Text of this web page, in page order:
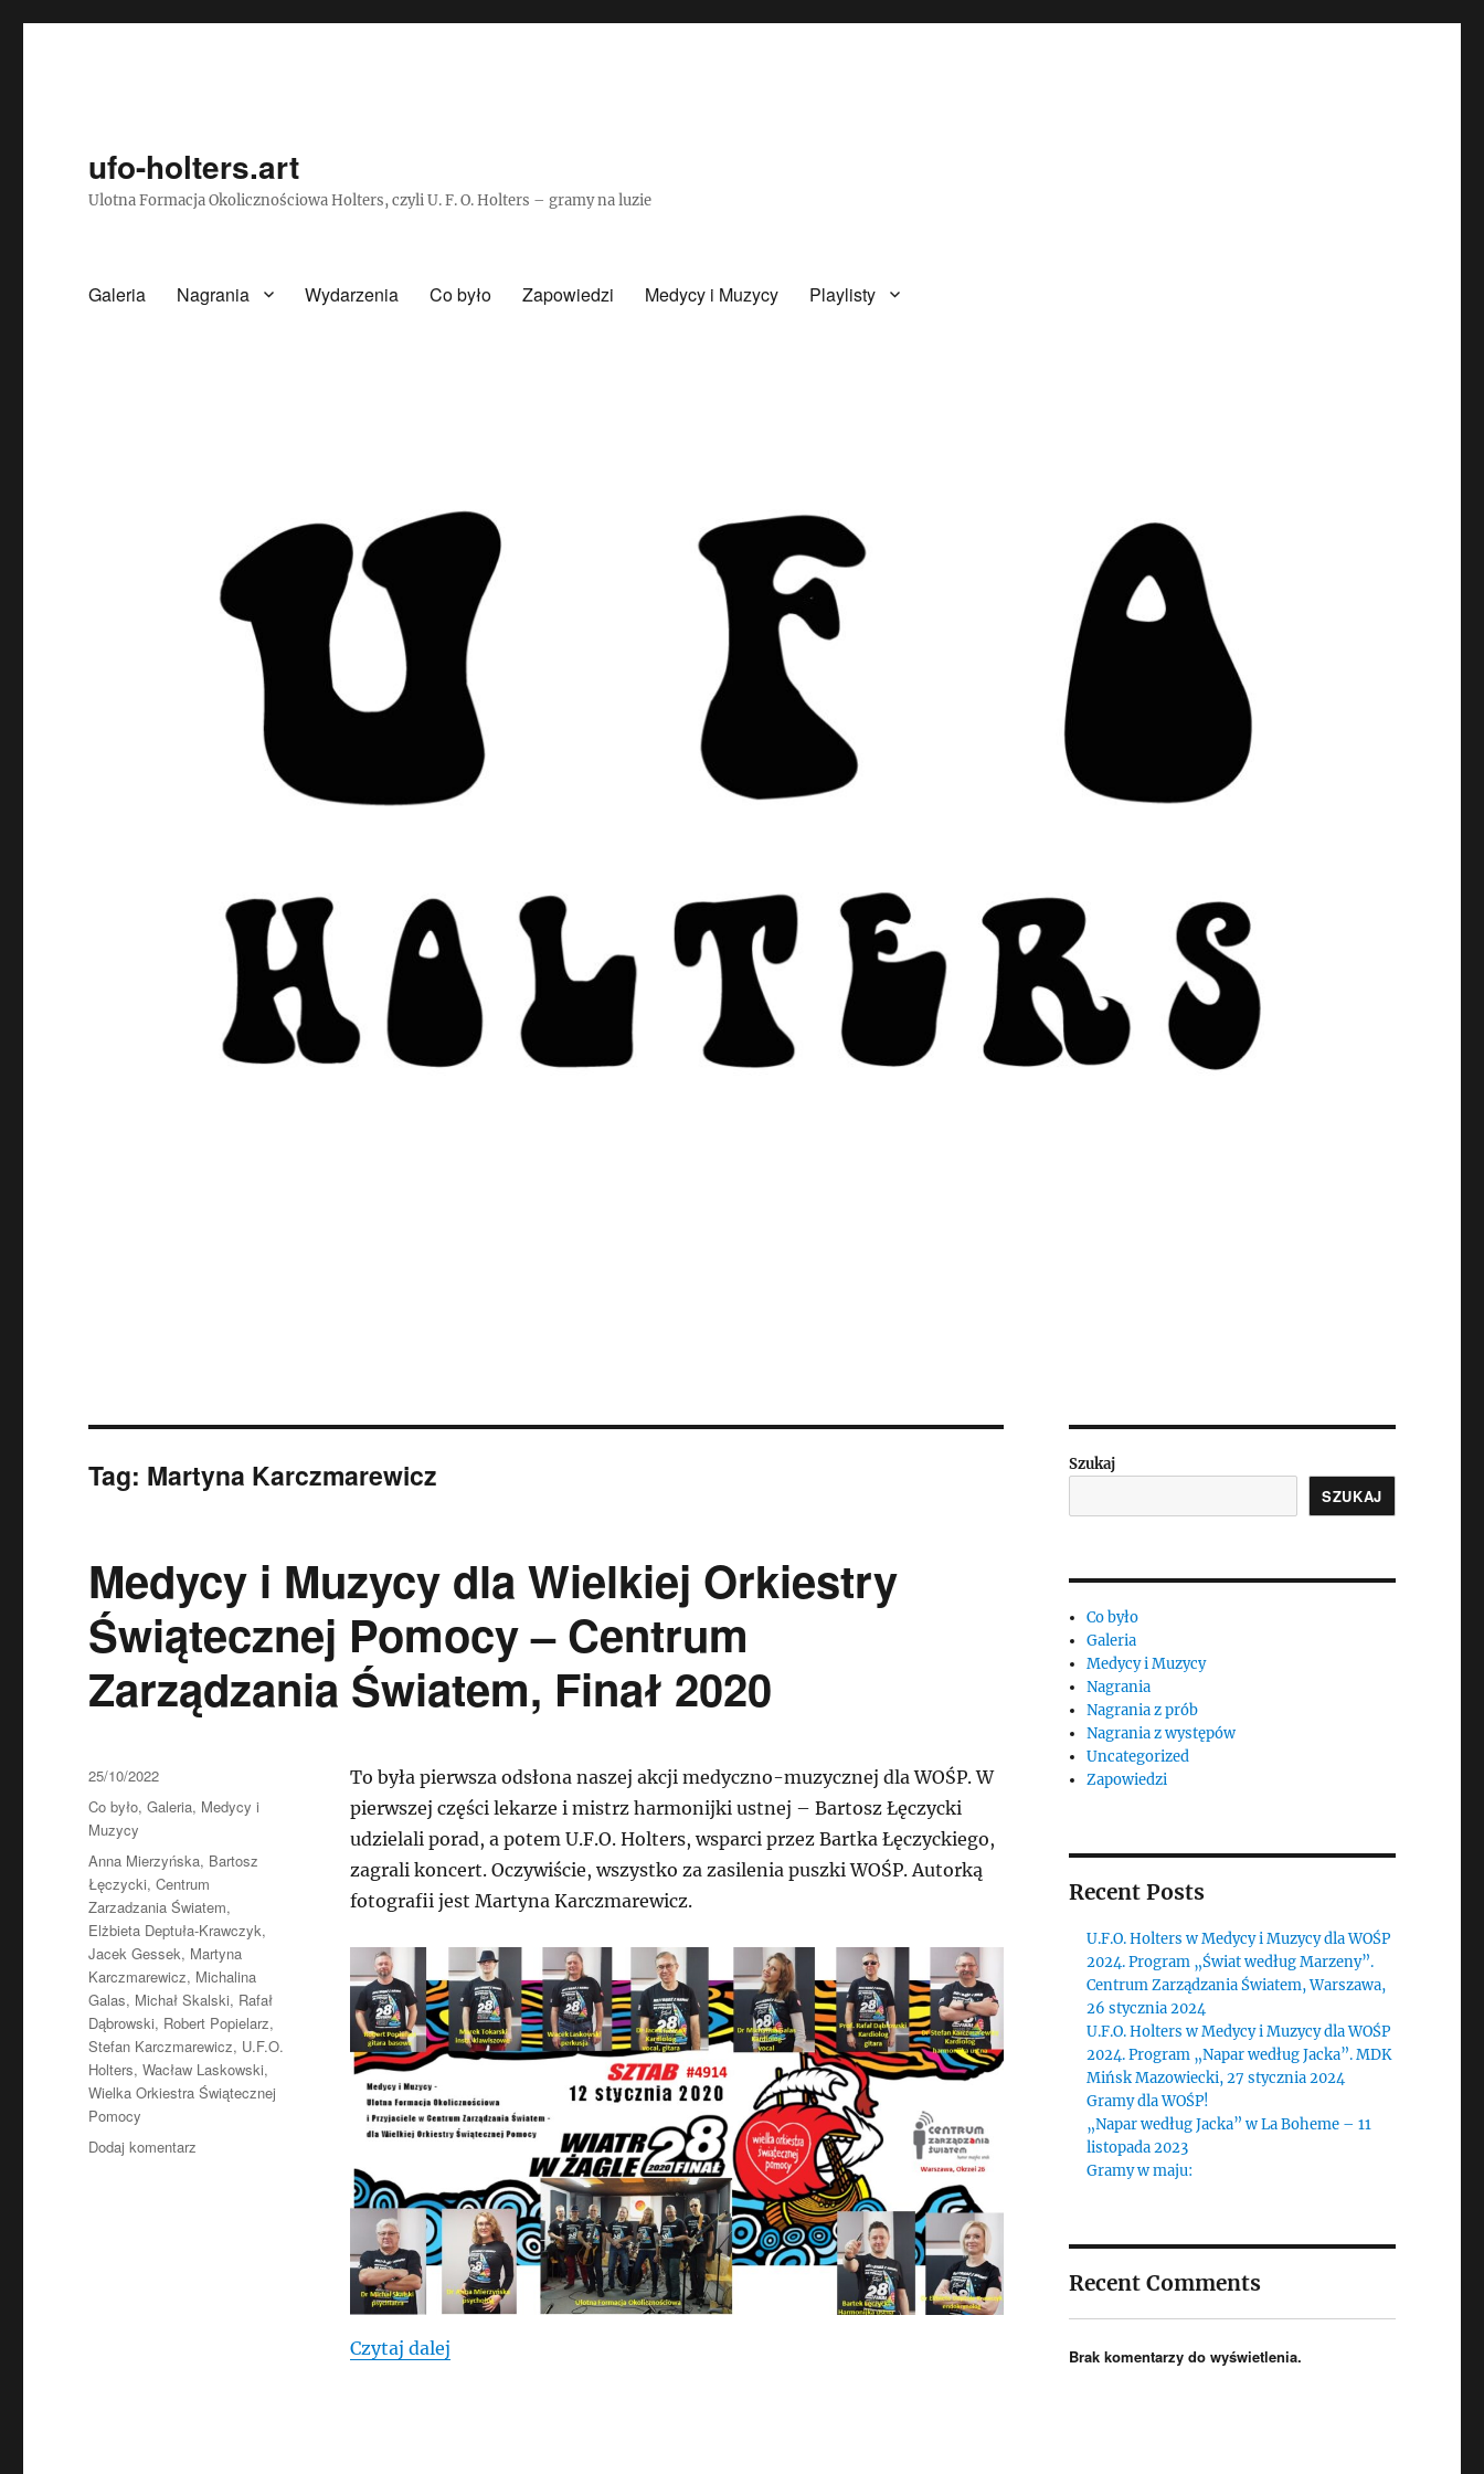
ufo-holters.art
Ulotna Formacja Okolicznościowa Holters, czyli U. F. O. Holters – gramy na luzie
Galeria Nagrania Wydarzenia Co było Zapowiedzi Medycy i Muzycy Playlisty
Tag: Martyna Karczmarewicz
Medycy i Muzycy dla Wielkiej Orkiestry
Świątecznej Pomocy – Centrum
Zarządzania Światem, Finał 2020
To była pierwsza odsłona naszej akcji medyczno-muzycznej dla WOŚP. W
pierwszej części lekarze i mistrz harmonijki ustnej – Bartosz Łęczycki
udzielali porad, a potem U.F.O. Holters, wsparci przez Bartka Łęczyckiego,
zagrali koncert. Oczywiście, wszystko za zasilenia puszki WOŚP. Autorką
fotografii jest Martyna Karczmarewicz.
Czytaj dalej„Medycy i Muzycy dla Wielkiej Orkiestry Świątecznej Pomocy – Centrum Zarządzania Światem, Finał 2020”
Data
publikacji
25/10/2022
Kategorie
Co było,Galeria, Medycy i
Muzycy
Tagi
Anna Mierzyńska, Bartosz
Łęczycki,Centrum
Zarzadzania Światem,
Elżbieta Deptuła-Krawczyk,
Jacek Gessek, Martyna
Karczmarewicz, Michalina
Galas, Michał Skalski, Rafał
Dąbrowski, Robert Popielarz,
Stefan Karczmarewicz, U.F.O.
Holters,Wacław Laskowski,
Wielka Orkiestra Świątecznej
Pomocy
Dodaj komentarz
Szukaj
SZUKAJ
Co było
Galeria
Medycy i Muzycy
Nagrania
Nagrania z prób
Nagrania z występów
Uncategorized
Zapowiedzi
Recent Posts
U.F.O. Holters w Medycy i Muzycy dla WOŚP
2024. Program „Świat według Marzeny”.
Centrum Zarządzania Światem, Warszawa,
26 stycznia 2024
U.F.O. Holters w Medycy i Muzycy dla WOŚP
2024. Program „Napar według Jacka”. MDK
Mińsk Mazowiecki, 27 stycznia 2024
Gramy dla WOŚP!
„Napar według Jacka” w La Boheme – 11
listopada 2023
Gramy w maju:
Recent Comments
Brak komentarzy do wyświetlenia.